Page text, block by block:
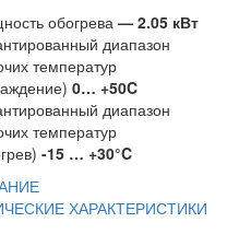
обогрева— 2.05 кВт
диапазон
температур
0… +50C
диапазон
температур
-15 … +30°C
ХАРАКТЕРИСТИКИ